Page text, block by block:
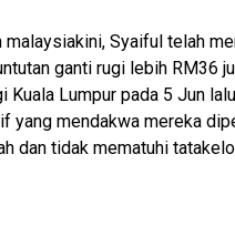
malaysiakini, Syaiful telah
ganti rugi lebih RM36
Kuala Lumpur pada 5 Jun
yang mendakwa mereka
dan tidak mematuhi